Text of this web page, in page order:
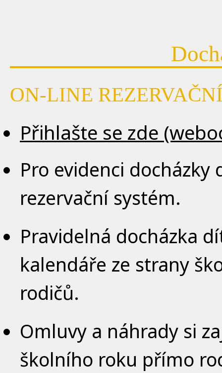
ON-LINE
Přihlašte se zde
Pro evidenci
rezervační systém.
Pravidelná docházka
kalendáře ze strany
rodičů.
Omluvy a náhrady si
školního roku přímo